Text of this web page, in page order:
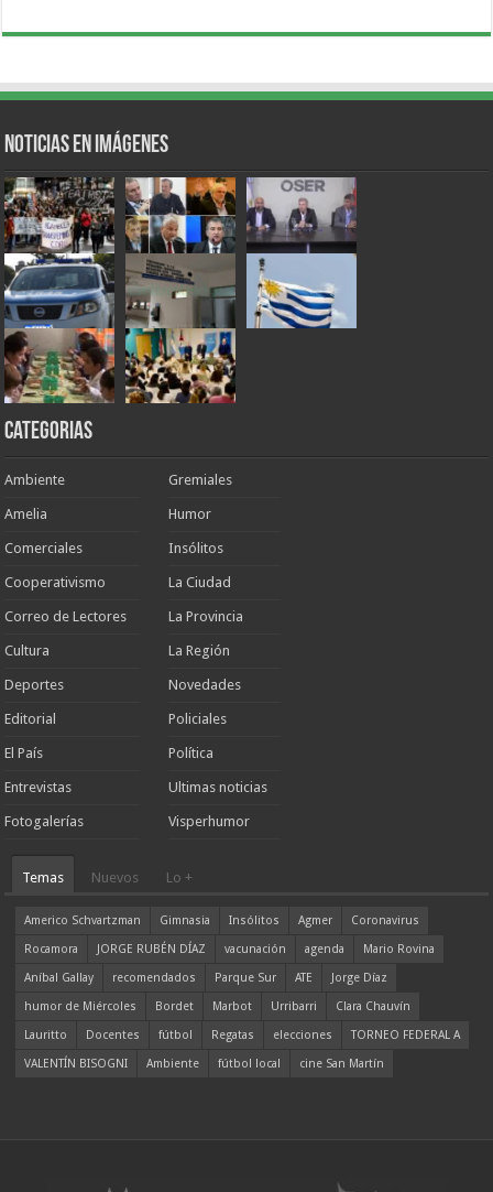
Noticias en Imágenes
Categorias
Ambiente
Amelia
Comerciales
Cooperativismo
Correo de Lectores
Cultura
Deportes
Editorial
El País
Entrevistas
Fotogalerías
Gremiales
Humor
Insólitos
La Ciudad
La Provincia
La Región
Novedades
Policiales
Política
Ultimas noticias
Visperhumor
Temas Nuevos Lo +
Americo Schvartzman Gimnasia Insólitos Agmer
Coronavirus
Rocamora
JORGE RUBÉN DÍAZ vacunación agenda
Mario Rovina
Aníbal Gallay
recomendados Parque Sur ATE
Jorge Díaz
humor de Miércoles
Bordet Marbot Urribarri
Clara Chauvín
Lauritto
Docentes fútbol Regatas elecciones
TORNEO FEDERAL A
VALENTÍN BISOGNI
Ambiente fútbol local cine San Martín